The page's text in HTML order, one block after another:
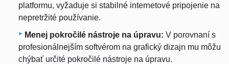
platformu, vyžaduje si stabilné internetové pripojenie na
nepretržité používanie.
Menej pokročilé nástroje na úpravu: V porovnaní s
profesionálnejším softvérom na grafický dizajn mu môžu
chýbať určité pokročilé nástroje na úpravu.